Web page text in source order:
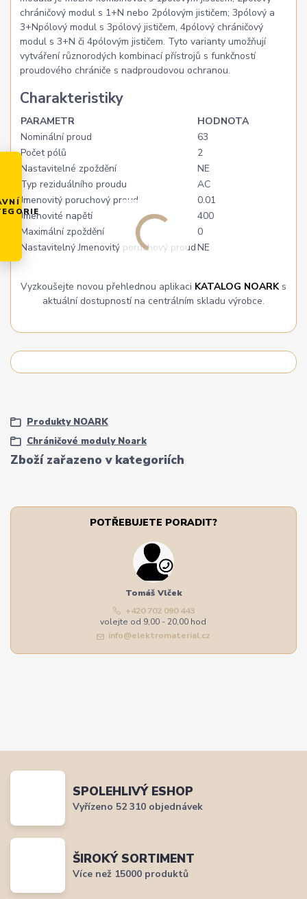
chráničový modul s 1+N nebo 2pólovým jističem; 3pólový a
3+Npólový modul s 3pólový jističem, 4pólový chráničový
modul s 3+N či 4pólovým jističem. Tyto varianty umožňují
vytváření různorodých kombinací přístrojů s funkčností
proudového chrániče s nadproudovou ochranou.
Charakteristiky
PARAMETR
HODNOTA
Nominální proud
63
Počet pólů
2
Nastavitelné zpoždění
NE
Typ reziduálního proudu
AC
Jmenovitý poruchový proud
0.01
Jmenovité napětí
400
Maximální zpoždění
0
Nastavitelný Jmenovitý poruchový proudNE
Vyzkoušejte novou přehlednou aplikaci KATALOG NOARKs
aktuální dostupností na centrálním skladu výrobce.
Zboží zařazeno v kategoriích
Produkty NOARK
Chráničové moduly Noark
POTŘEBUJETE PORADIT?
Tomáš Vlček
+420 702 090 443
volejte od 9,00 - 20,00 hod
info@elektromaterial.cz
SPOLEHLIVÝ ESHOP
Vyřízeno 52 310 objednávek
ŠIROKÝ SORTIMENT
Více než 15000 produktů